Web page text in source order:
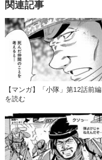
関連記事
【マンガ】「小隊」第12話前編
を読む